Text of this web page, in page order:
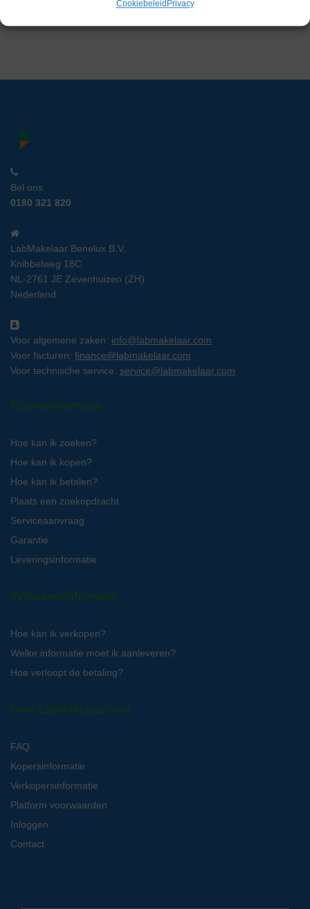
Cookiebeleid Privacy
Bel ons
0180 321 820
LabMakelaar Benelux B.V.
Knibbelweg 18C
NL-2761 JE Zevenhuizen (ZH)
Nederland
Voor algemene zaken: info@labmakelaar.com
Voor facturen: finance@labmakelaar.com
Voor technische service: service@labmakelaar.com
Kopersinformatie
Hoe kan ik zoeken?
Hoe kan ik kopen?
Hoe kan ik betalen?
Plaats een zoekopdracht
Serviceaanvraag
Garantie
Leveringsinformatie
Verkopersinformatie
Hoe kan ik verkopen?
Welke informatie moet ik aanleveren?
Hoe verloopt de betaling?
Over LabMakelaar.com
FAQ
Kopersinformatie
Verkopersinformatie
Platform voorwaarden
Inloggen
Contact